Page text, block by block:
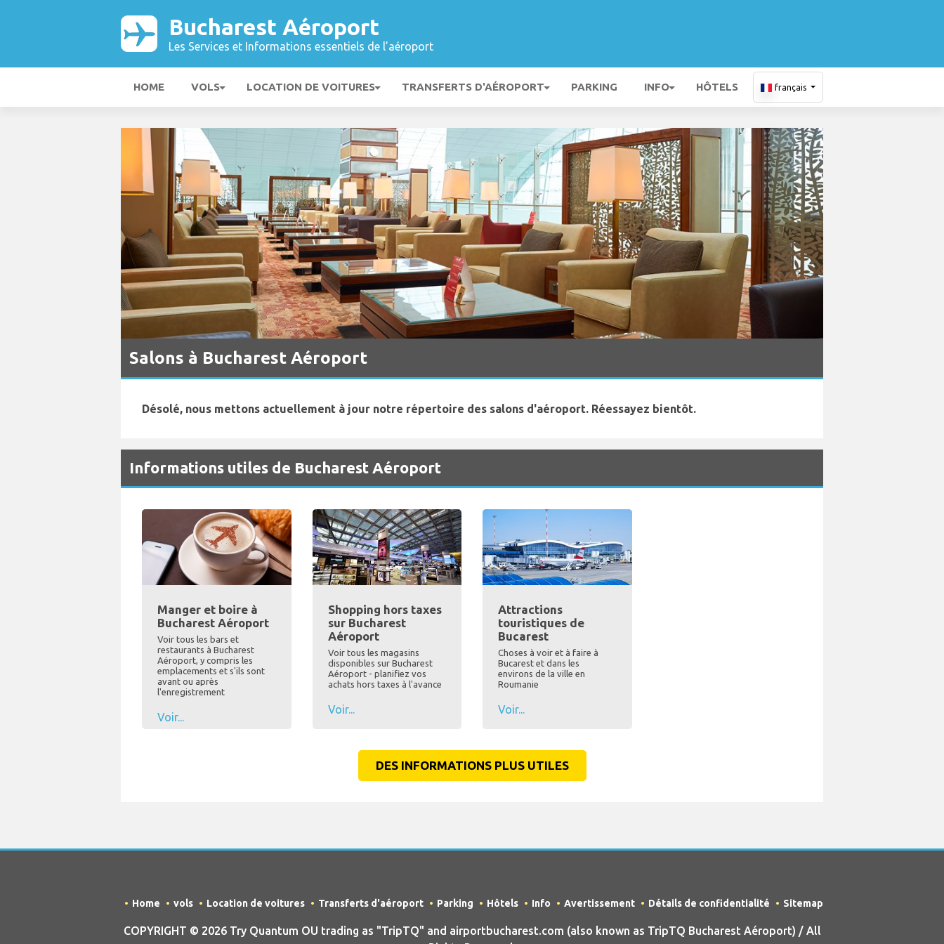
Bucharest Aéroport
Les Services et Informations essentiels de l’aéroport
HOME VOLS LOCATION DE VOITURES TRANSFERTS D'AÉROPORT PARKING INFO HÔTELS français
Salons à Bucharest Aéroport
Désolé, nous mettons actuellement à jour notre répertoire des salons d'aéroport. Réessayez bientôt.
Informations utiles de Bucharest Aéroport
Manger et boire à
Bucharest Aéroport
Voir tous les bars et
restaurants à Bucharest
Aéroport, y compris les
emplacements et s'ils sont
avant ou après
l'enregistrement
Voir...
Shopping hors taxes
sur Bucharest
Aéroport
Voir tous les magasins
disponibles sur Bucharest
Aéroport - planifiez vos
achats hors taxes à l'avance
Voir...
Attractions
touristiques de
Bucarest
Choses à voir et à faire à
Bucarest et dans les
environs de la ville en
Roumanie
Voir...
DES INFORMATIONS PLUS UTILES
Home vols Location de voitures Transferts d'aéroport Parking Hôtels Info Avertissement Détails de confidentialité Sitemap
COPYRIGHT © 2026 Try Quantum OU trading as "TripTQ" and airportbucharest.com (also known as TripTQ Bucharest Aéroport) / All